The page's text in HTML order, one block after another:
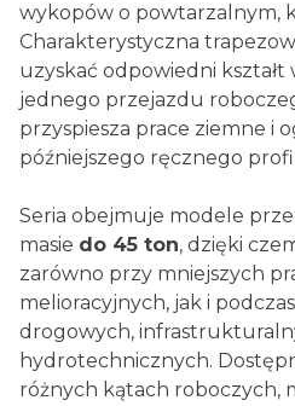
wykopów o powtarzalnym,
Charakterystyczna
uzyskać odpowiedni
jednego przejazdu
przyspiesza prace ziemne i
późniejszego ręcznego
Seria obejmuje modele
masie do 45 ton, dzięki
zarówno przy mniejszych
melioracyjnych, jak i
drogowych,
hydrotechnicznych.
różnych kątach roboczych,